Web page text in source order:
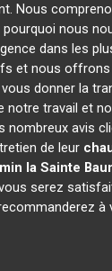
Nous
nous
dans les
et nous offrons
donner la
notre travail et
nombreux avis
de leur
la Sainte
serez
à